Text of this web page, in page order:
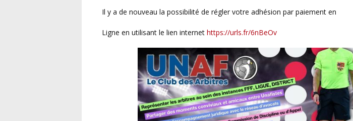
Il y a de nouveau la possibilité de régler votre adhésion par paiement en
ligne en utilisant le lien internet https://urls.fr/6nBeOv